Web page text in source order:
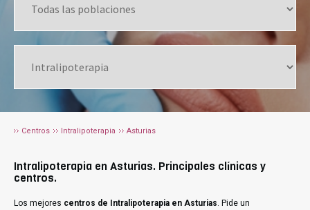
Centros Intralipoterapia Asturias
Intralipoterapia en Asturias. Principales clínicas y
centros.
Los mejores centros de Intralipoterapia en Asturias. Pide un